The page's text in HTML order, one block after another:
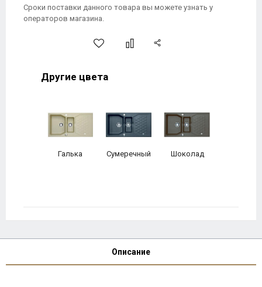
Сроки поставки данного товара вы можете узнать у
операторов магазина.
Другие цвета
Галька Сумеречный Шоколад
Описание